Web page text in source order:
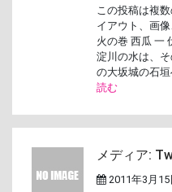
この投稿は複
イアウト、画
火の巻 西瓜 一
淀川の水は、
の大坂城の石
読む
メディア:
2011年3月15